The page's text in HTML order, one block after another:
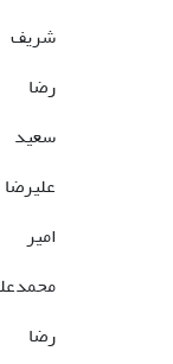
شریف
رضا
سعید
علیرضا
امیر
رضا